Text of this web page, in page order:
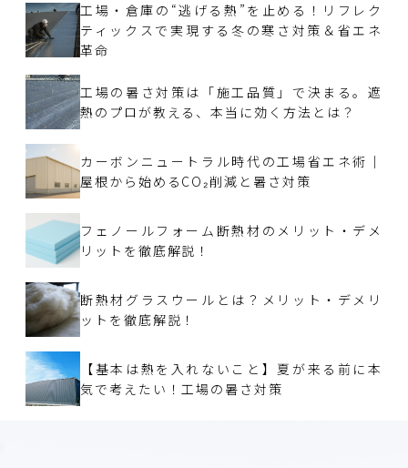
工場・倉庫の“逃げる熱”を止める！リフレク
ティックスで実現する冬の寒さ対策＆省エネ
革命
工場の暑さ対策は「施工品質」で決まる。遮
熱のプロが教える、本当に効く方法とは？
カーボンニュートラル時代の工場省エネ術｜
屋根から始めるCO₂削減と暑さ対策
フェノールフォーム断熱材のメリット・デメ
リットを徹底解説！
断熱材グラスウールとは？メリット・デメリ
ットを徹底解説！
【基本は熱を入れないこと】夏が来る前に本
気で考えたい！工場の暑さ対策